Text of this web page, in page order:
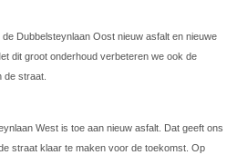
de Dubbelsteynlaan Oost nieuw asfalt en nieuwe
dit groot onderhoud verbeteren we ook de
de straat.
West is toe aan nieuw asfalt. Dat geeft ons
straat klaar te maken voor de toekomst. Op